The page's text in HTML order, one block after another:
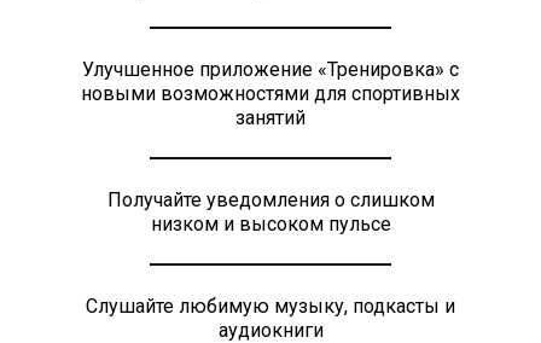
Улучшенное приложение «Тренировка» с
новыми возможностями для спортивных
занятий
Получайте уведомления о слишком
низком и высоком пульсе
Слушайте любимую музыку, подкасты и
аудиокниги